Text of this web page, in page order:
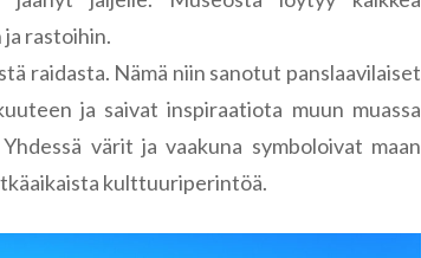
rastoihin.
raidasta. Nämä niin sanotut panslaavilaiset
ja saivat inspiraatiota muun muassa
värit ja vaakuna symboloivat maan
kulttuuriperintöä.